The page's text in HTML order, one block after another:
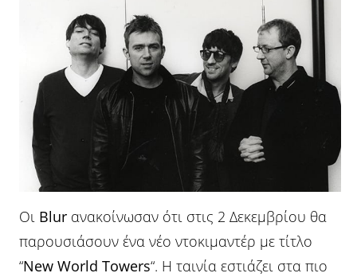
Οι Blur ανακοίνωσαν ότι στις 2 Δεκεμβρίου θα
παρουσιάσουν ένα νέο ντοκιμαντέρ με τίτλο
“New World Towers“. Η ταινία εστιάζει στα πιο